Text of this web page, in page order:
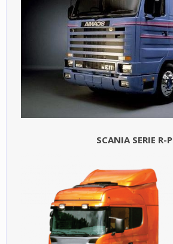
SCANIA SERIE R-P